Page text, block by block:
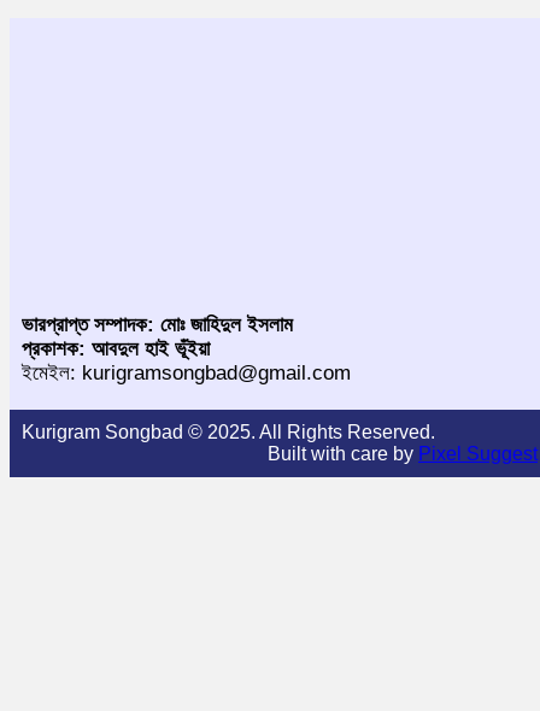
ভারপ্রাপ্ত সম্পাদক: মোঃ জাহিদুল ইসলাম
প্রকাশক: আবদুল হাই ভূঁইয়া
ইমেইল: kurigramsongbad@gmail.com
Kurigram Songbad © 2025. All Rights Reserved.
Built with care by Pixel Suggest